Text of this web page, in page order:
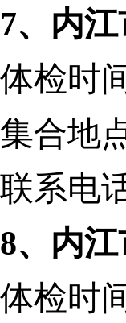
7、内
体检时
集合地
联系电
8、内
体检时